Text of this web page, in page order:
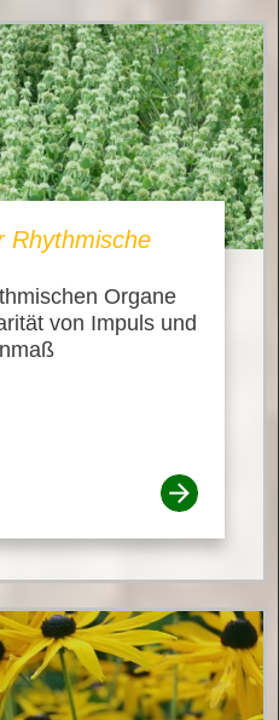
Rhythmische
Organe
von Impuls und